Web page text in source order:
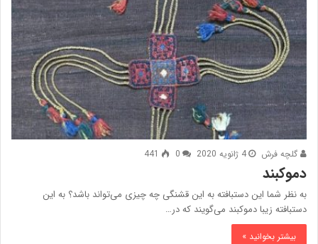
گلچه فرش 4 ژانویه 2020 0
441
دموکبند
به نظر شما این دستبافته به این قشنگی چه چیزی می‌تواند باشد؟ به این
دستبافته زیبا دموکبند می‌گویند که در…
بیشتر بخوانید »